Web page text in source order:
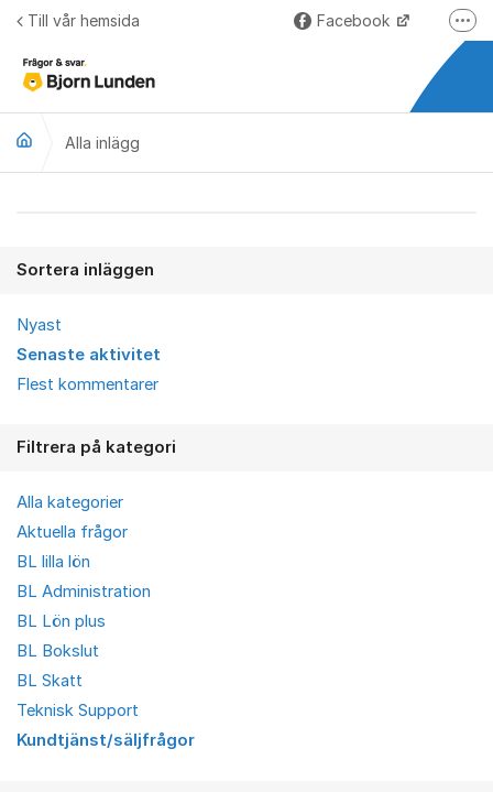
Hoppa till innehåll
Till vår hemsida Facebook
Alla inlägg
Sortera inläggen
Nyast
Senaste aktivitet
Flest kommentarer
Filtrera på kategori
Alla kategorier
Aktuella frågor
BL lilla lön
BL Administration
BL Lön plus
BL Bokslut
BL Skatt
Teknisk Support
Kundtjänst/säljfrågor